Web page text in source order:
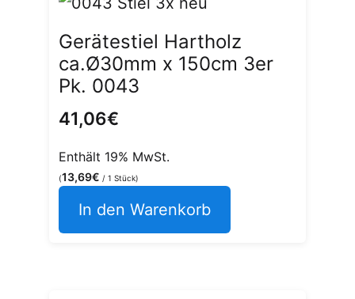
Gerätestiel Hartholz
ca.Ø30mm x 150cm 3er
Pk. 0043
41,06€
Enthält 19% MwSt.
(13,69€ / 1 Stück)
In den Warenkorb